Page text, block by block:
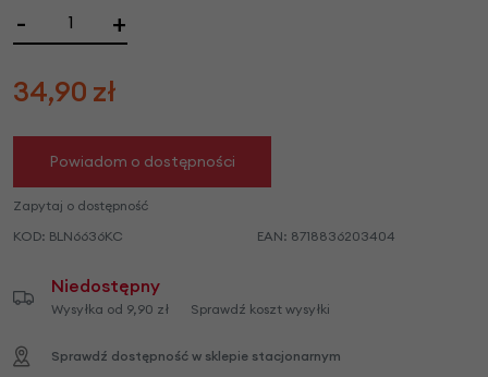
- +
34,90 zł
Powiadom o dostępności
Zapytaj o dostępność
KOD: BLN6636KC EAN: 8718836203404
Niedostępny
Wysyłka od 9,90 zł Sprawdź koszt wysyłki
Sprawdź dostępność w sklepie stacjonarnym